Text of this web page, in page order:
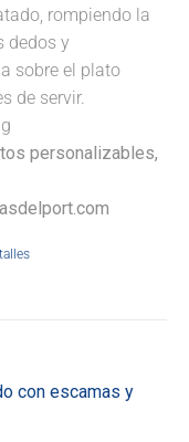
rompiendo la
dedos y
sobre el plato
de servir.
personalizables,
con escamas y